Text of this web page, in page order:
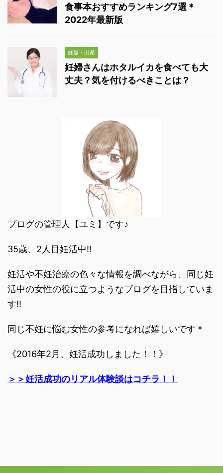
食事本おすすめランキング7選＊
2022年最新版
妊娠・出産
妊婦さんはホタルイカを食べても大
丈夫？気を付けるべきことは？
ブログの管理人【ユミ】です♪
35歳、2人目妊活中‼︎
妊活や不妊治療の色々な情報を調べながら、同じ妊
活中の女性の役に立つようなブログを目指していま
す‼︎
同じ不妊に悩む女性の参考になれば嬉しいです＊
《2016年2月、妊活成功しました！！》
＞＞妊活成功のリアル体験談はコチラ！！